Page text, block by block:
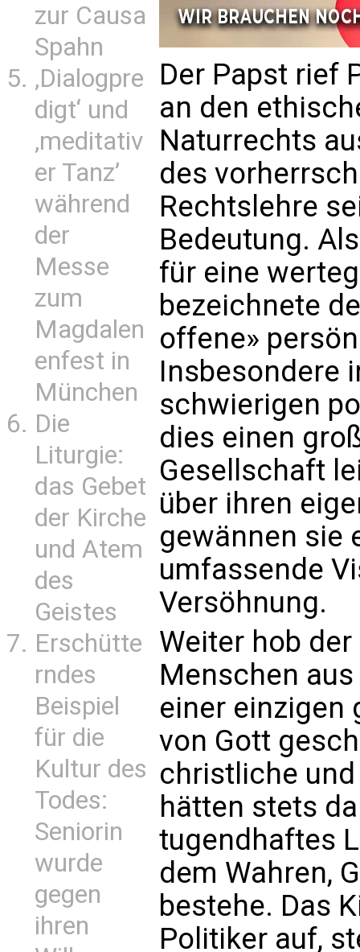
zur Causa
Spahn
‚Dialogpre
digt‘ und
‚meditativ
er Tanz’
während
der
Messe
zum
Magdalen
enfest in
München
Die
Liturgie:
das Gebet
der Kirche
und Atem
des
Geistes
Erschütte
rndes
Beispiel
für die
Kultur des
Todes:
Seniorin
wurde
gegen
ihren
Der Papst rief
an den
Naturrechts
des
Rechtslehre
Bedeutung.
für eine
bezeichnete
offene»
Insbesondere
schwierigen
dies einen
Gesellschaft
über ihren
gewännen sie
umfassende
Versöhnung.
Weiter hob
Menschen
einer einzigen
von Gott
christliche
hätten stets
tugendhaftes
dem Wahren,
bestehe. Das
Politiker auf,